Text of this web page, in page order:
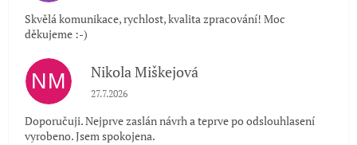
Skvělá komunikace, rychlost, kvalita zpracování! Moc
děkujeme :-)
NM Nikola Miškejová
Hodnocení obchodu je 5 z 5 hvězdiček.
27.7.2026
Doporučuji. Nejprve zaslán návrh a teprve po odslouhlasení
vyrobeno. Jsem spokojena.